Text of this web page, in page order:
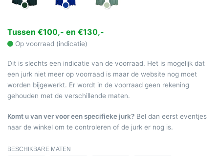
Tussen €100,- en €130,-
Op voorraad (indicatie)
Dit is slechts een indicatie van de voorraad. Het is mogelijk dat
een jurk niet meer op voorraad is maar de website nog moet
worden bijgewerkt. Er wordt in de voorraad geen rekening
gehouden met de verschillende maten.
Komt u van ver voor een specifieke jurk? Bel dan eerst eventjes
naar de winkel om te controleren of de jurk er nog is.
BESCHIKBARE MATEN